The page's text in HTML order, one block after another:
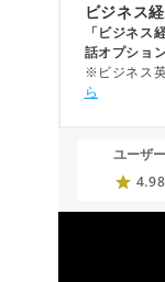
ビジネス
「ビジネス
話オプショ
※ビジネス
ら
ユーザ
4.98